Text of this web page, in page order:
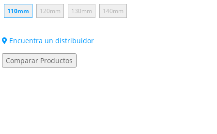
110mm 120mm 130mm 140mm
Encuentra un distribuidor
Comparar Productos